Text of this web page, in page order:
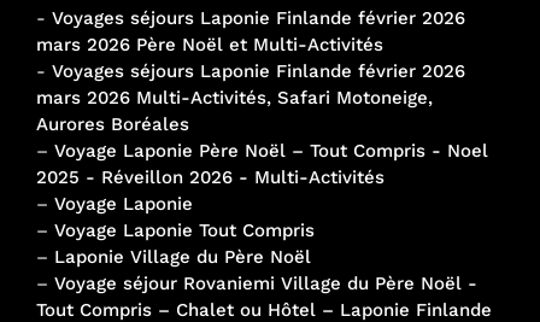
- Voyages séjours Laponie Finlande février 2026
mars 2026 Père Noël et Multi-Activités
- Voyages séjours Laponie Finlande février 2026
mars 2026 Multi-Activités, Safari Motoneige,
Aurores Boréales
– Voyage Laponie Père Noël – Tout Compris - Noel
2025 - Réveillon 2026 - Multi-Activités
– Voyage Laponie
– Voyage Laponie Tout Compris
– Laponie Village du Père Noël
– Voyage séjour Rovaniemi Village du Père Noël -
Tout Compris – Chalet ou Hôtel – Laponie Finlande